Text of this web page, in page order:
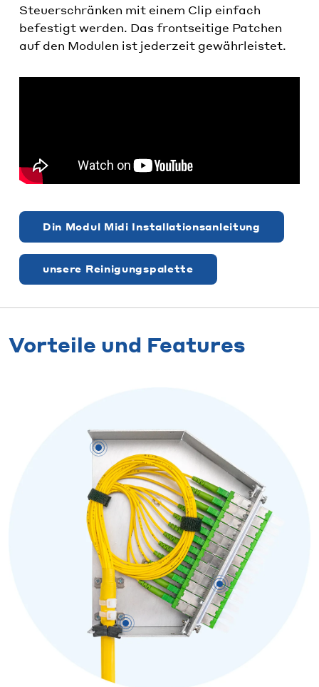
Steuerschränken mit einem Clip einfach
befestigt werden. Das frontseitige Patchen
auf den Modulen ist jederzeit gewährleistet.
Din Modul Midi Installationsanleitung
unsere Reinigungspalette
Vorteile und Features